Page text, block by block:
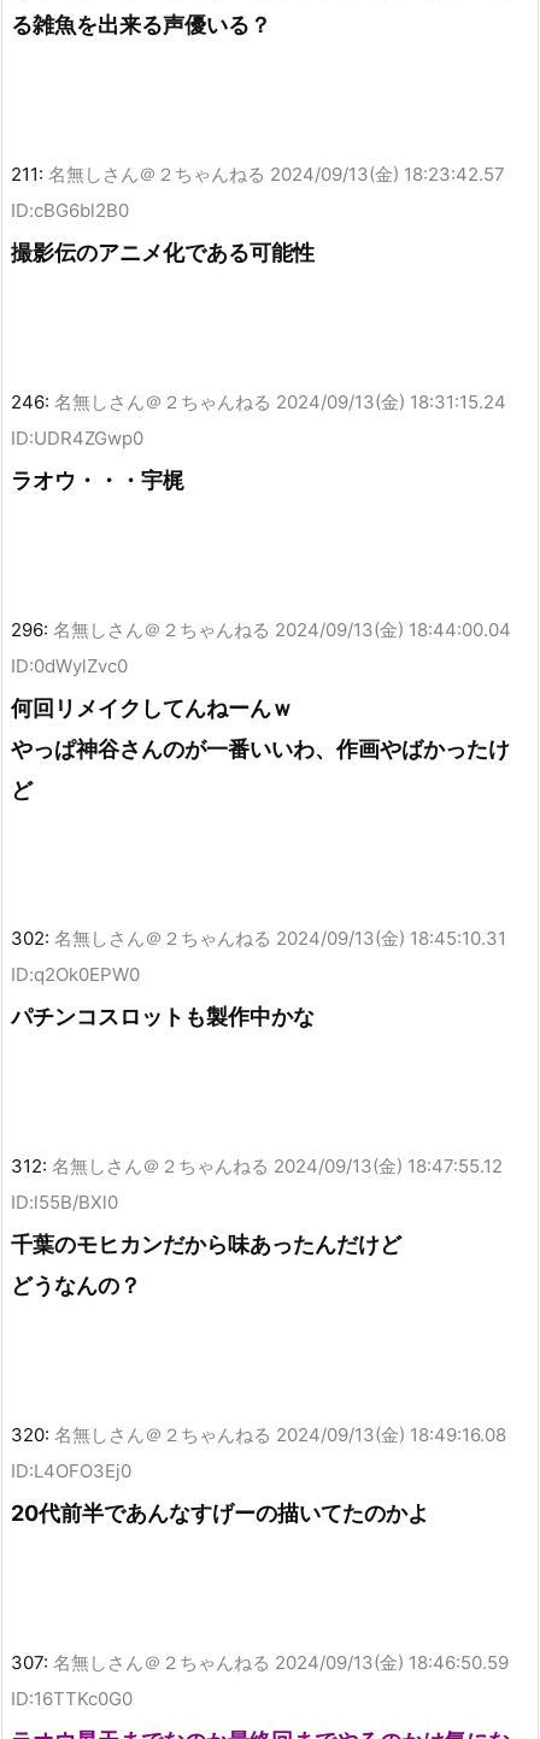
る雑魚を出来る声優いる？
211: 名無しさん＠２ちゃんねる 2024/09/13(金) 18:23:42.57
ID:cBG6bl2B0
撮影伝のアニメ化である可能性
246: 名無しさん＠２ちゃんねる 2024/09/13(金) 18:31:15.24
ID:UDR4ZGwp0
ラオウ・・・宇梶
296: 名無しさん＠２ちゃんねる 2024/09/13(金) 18:44:00.04
ID:0dWylZvc0
何回リメイクしてんねーんｗ
やっぱ神谷さんのが一番いいわ、作画やばかったけ
ど
302: 名無しさん＠２ちゃんねる 2024/09/13(金) 18:45:10.31
ID:q2Ok0EPW0
パチンコスロットも製作中かな
312: 名無しさん＠２ちゃんねる 2024/09/13(金) 18:47:55.12
ID:l55B/BXl0
千葉のモヒカンだから味あったんだけど
どうなんの？
320: 名無しさん＠２ちゃんねる 2024/09/13(金) 18:49:16.08
ID:L4OFO3Ej0
20代前半であんなすげーの描いてたのかよ
307: 名無しさん＠２ちゃんねる 2024/09/13(金) 18:46:50.59
ID:16TTKc0G0